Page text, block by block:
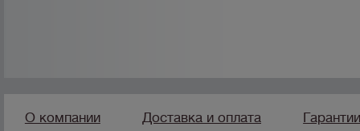
О компании Доставка и оплата